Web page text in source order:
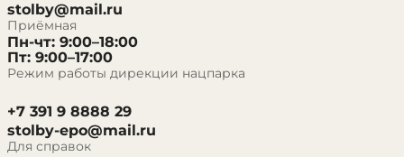
stolby@mail.ru
Приёмная
Пн-чт: 9:00–18:00
Пт: 9:00–17:00
Режим работы дирекции нацпарка
+7 391 9 8888 29
stolby-epo@mail.ru
Для справок